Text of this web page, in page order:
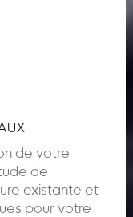
de votre
de
existante et
pour votre